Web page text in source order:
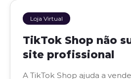
Loja Virtual
TikTok Shop não
site profissional
A TikTok Shop ajuda a